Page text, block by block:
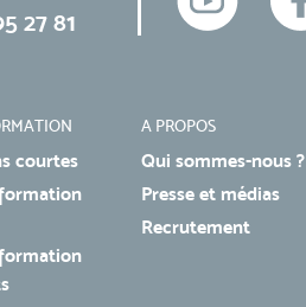
27 81
courtes
A PROPOS
Qui sommes-nous ?
Presse et médias
Recrutement